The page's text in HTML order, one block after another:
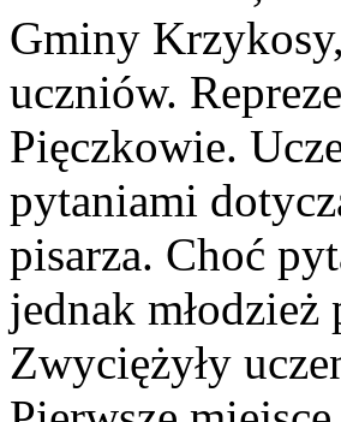
Gminy
uczniów.
Pięczkowie.
pytaniami
pisarza. Choć
jednak
Zwyciężyły